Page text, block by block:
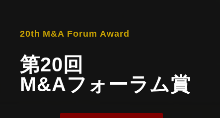
20th M&A Forum Award
第20回
M&Aフォーラム賞